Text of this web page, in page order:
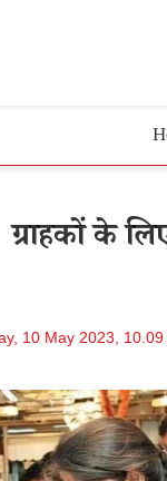
के
10 May 2023, 10.09